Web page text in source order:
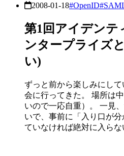
2008-01-18#OpenID
第1回アイデンテ
ンタープライズ
い)
ずっと前から楽しみにし
会に行ってきた。 場所は
いので一応自重）。 一見
いで、事前に「入り口が
ていなければ絶対に入ら